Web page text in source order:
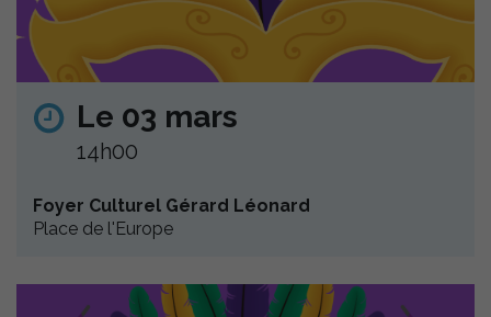
Le 03 mars
14h00
Foyer Culturel Gérard Léonard
Place de l'Europe